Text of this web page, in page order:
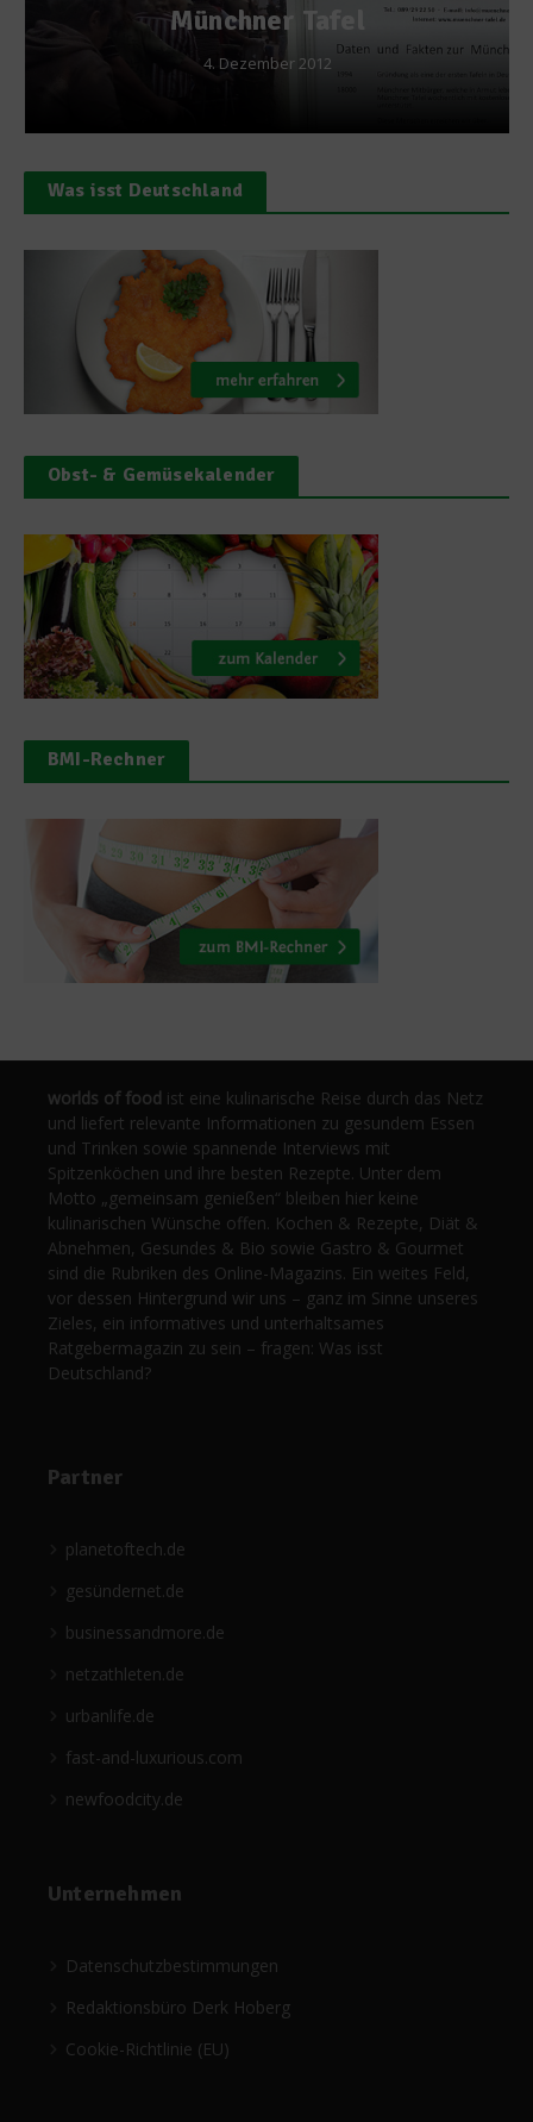
Münchner Tafel
4. Dezember 2012
Was isst Deutschland
Obst- & Gemüsekalender
BMI-Rechner
worlds of food ist eine kulinarische Reise durch das Netz
und liefert relevante Informationen zu gesundem Essen
und Trinken sowie spannende Interviews mit
Spitzenköchen und ihre besten Rezepte. Unter dem
Motto „gemeinsam genießen“ bleiben hier keine
kulinarischen Wünsche offen. Kochen & Rezepte, Diät &
Abnehmen, Gesundes & Bio sowie Gastro & Gourmet
sind die Rubriken des Online-Magazins. Ein weites Feld,
vor dessen Hintergrund wir uns – ganz im Sinne unseres
Zieles, ein informatives und unterhaltsames
Ratgebermagazin zu sein – fragen: Was isst
Deutschland?
Partner
planetoftech.de
gesündernet.de
businessandmore.de
netzathleten.de
urbanlife.de
fast-and-luxurious.com
newfoodcity.de
Unternehmen
Datenschutzbestimmungen
Redaktionsbüro Derk Hoberg
Cookie-Richtlinie (EU)